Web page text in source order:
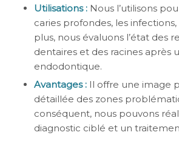
Utilisations :Nous l’utilisons
caries profondes, les
plus, nous évaluons l’état des
dentaires et des racines après
endodontique.
Avantages :Il offre une image
détaillée des zones
conséquent, nous pouvons
diagnostic ciblé et un